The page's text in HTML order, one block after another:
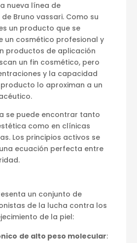
nueva línea de
Bruno vassari. Como su
un producto que se
un cosmético profesional y
productos de aplicación
un fin cosmético, pero
y la capacidad
lo aproximan a un
se puede encontrar tanto
como en clínicas
Los principios activos se
ecuación perfecta entre
un conjunto de
de la lucha contra los
de la piel:
de alto peso molecular: